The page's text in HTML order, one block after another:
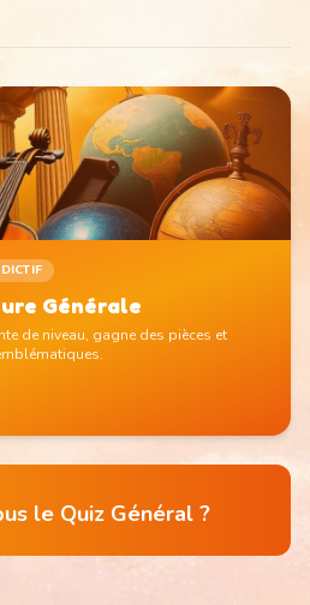
Générale
de niveau, gagne des pièces et
le Quiz Général ?